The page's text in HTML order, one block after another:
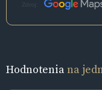
Zdroj:
Hodnoteniana